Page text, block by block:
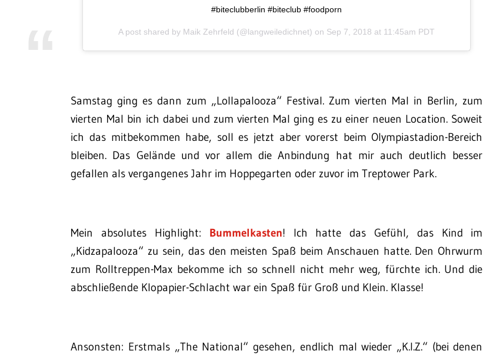
#biteclubberlin #biteclub #foodporn
A post shared by Maik Zehrfeld (@langweiledichnet) on Sep 7, 2018 at 11:45am PDT
Samstag ging es dann zum „Lollapalooza“ Festival. Zum vierten Mal in Berlin, zum
vierten Mal bin ich dabei und zum vierten Mal ging es zu einer neuen Location. Soweit
ich das mitbekommen habe, soll es jetzt aber vorerst beim Olympiastadion-Bereich
bleiben. Das Gelände und vor allem die Anbindung hat mir auch deutlich besser
gefallen als vergangenes Jahr im Hoppegarten oder zuvor im Treptower Park.
Mein absolutes Highlight: Bummelkasten! Ich hatte das Gefühl, das Kind im
„Kidzapalooza“ zu sein, das den meisten Spaß beim Anschauen hatte. Den Ohrwurm
zum Rolltreppen-Max bekomme ich so schnell nicht mehr weg, fürchte ich. Und die
abschließende Klopapier-Schlacht war ein Spaß für Groß und Klein. Klasse!
Ansonsten: Erstmals „The National“ gesehen, endlich mal wieder „K.I.Z.“ (bei denen